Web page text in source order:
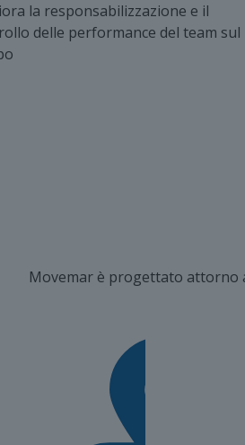
la responsabilizzazione e il
delle performance del team sul
Movemar è progettato attorno